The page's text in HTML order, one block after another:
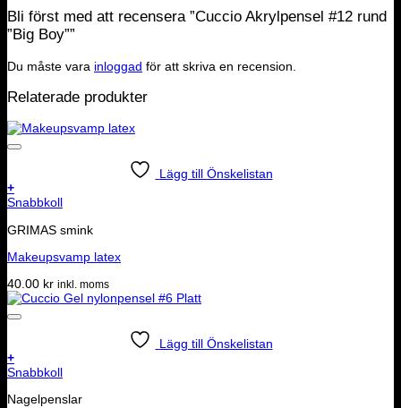
Bli först med att recensera ”Cuccio Akrylpensel #12 rund
”Big Boy””
Du måste vara inloggad för att skriva en recension.
Relaterade produkter
Lägg till Önskelistan
+
Snabbkoll
GRIMAS smink
Makeupsvamp latex
40.00 kr inkl. moms
Lägg till Önskelistan
+
Snabbkoll
Nagelpenslar